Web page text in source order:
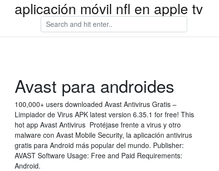
aplicación móvil nfl en apple tv
Avast para androides
100,000+ users downloaded Avast Antivirus Gratis –
Limpiador de Virus APK latest version 6.35.1 for free! This
hot app Avast Antivirus Protéjase frente a virus y otro
malware con Avast Mobile Security, la aplicación antivirus
gratis para Android más popular del mundo. Publisher:
AVAST Software Usage: Free and Paid Requirements:
Android.